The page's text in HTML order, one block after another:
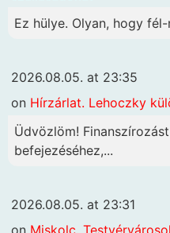
Ez hülye. Olyan, hogy
2026.08.05. at 23:35
on Hírzárlat. Lehoczky
Üdvözlöm!
befejezéséhez,...
2026.08.05. at 23:31
on Miskolc.